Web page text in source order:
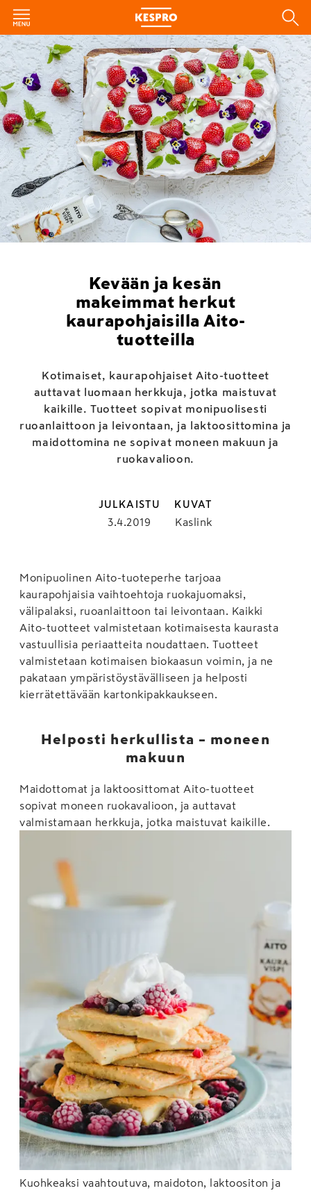
Kevään ja kesän
makeimmat herkut
kaurapohjaisilla Aito-
tuotteilla
Kotimaiset, kaurapohjaiset Aito-tuotteet
auttavat luomaan herkkuja, jotka maistuvat
kaikille. Tuotteet sopivat monipuolisesti
ruoanlaittoon ja leivontaan, ja laktoosittomina ja
maidottomina ne sopivat moneen makuun ja
ruokavalioon.
JULKAISTU
3.4.2019
KUVAT
Kaslink
Monipuolinen Aito-tuoteperhe tarjoaa
kaurapohjaisia vaihtoehtoja ruokajuomaksi,
välipalaksi, ruoanlaittoon tai leivontaan. Kaikki
Aito-tuotteet valmistetaan kotimaisesta kaurasta
vastuullisia periaatteita noudattaen. Tuotteet
valmistetaan kotimaisen biokaasun voimin, ja ne
pakataan ympäristöystävälliseen ja helposti
kierrätettävään kartonkipakkaukseen.
Helposti herkullista – moneen
makuun
Maidottomat ja laktoosittomat Aito-tuotteet
sopivat moneen ruokavalioon, ja auttavat
valmistamaan herkkuja, jotka maistuvat kaikille.
Kuohkeaksi vaahtoutuva, maidoton, laktoositon ja